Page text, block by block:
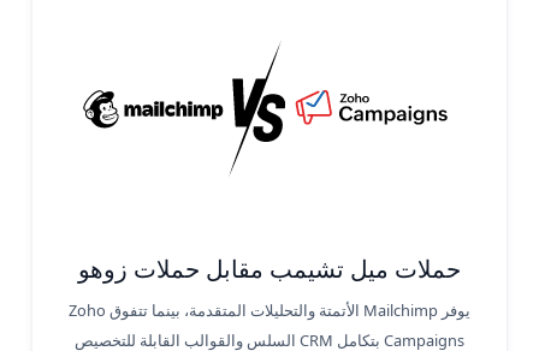
حملات ميل تشيمب مقابل حملات زوهو
يوفر Mailchimp الأتمتة والتحليلات المتقدمة، بينما تتفوق Zoho
Campaigns بتكامل CRM السلس والقوالب القابلة للتخصيص